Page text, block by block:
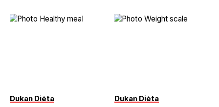
Dukan Diéta Dukan Diéta